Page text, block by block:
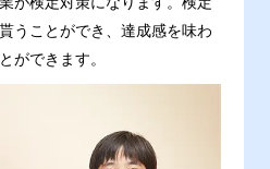
うことができ、達成感を味わ
ができます。